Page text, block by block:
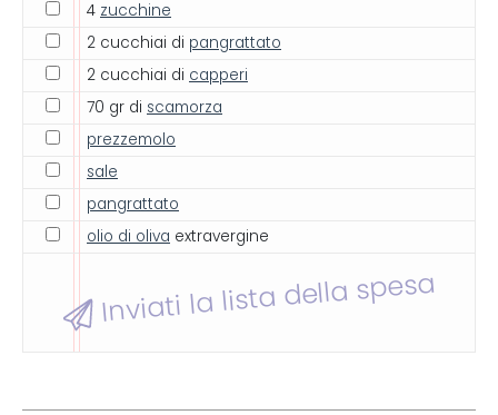
4 zucchine
2 cucchiai di pangrattato
2 cucchiai di capperi
70 gr di scamorza
prezzemolo
sale
pangrattato
olio di oliva extravergine
Inviati la lista della spesa